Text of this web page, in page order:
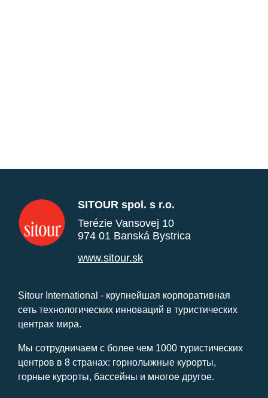
SITOUR spol. s r.o.
Terézie Vansovej 10
974 01 Banská Bystrica
www.sitour.sk
Sitour International - крупнейшая корпоративная
сеть технологических инноваций в туристических
центрах мира.
Мы сотрудничаем с более чем 1000 туристических
центров в 8 странах: горнолыжные курорты,
горные курорты, бассейны и многое другое.